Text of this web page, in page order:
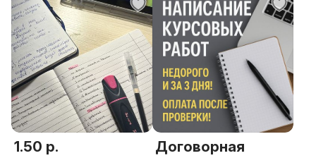
район, Гродненская
область
1.50 р. Договорная